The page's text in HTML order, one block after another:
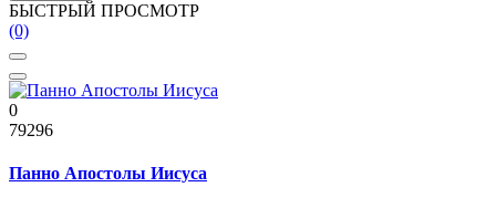
БЫСТРЫЙ ПРОСМОТР
(0)
0
79296
Панно Апостолы Иисуса